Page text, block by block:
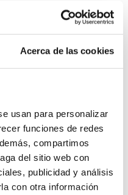
Acerca de las cookies
usan para personalizar
funciones de redes
compartimos
del sitio web con
publicidad y análisis
con otra información
la première fois au site
s’affiche et lui permet
les cookies selon
pour les cookies,
ou bloquer les